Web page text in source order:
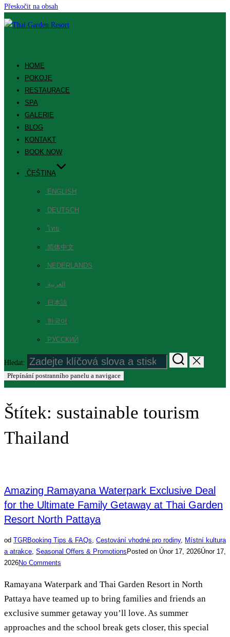
Přeskočit na obsah
HOME
POKOJE
RESTAURACE
SPA
GALERIE
BLOG
KONTAKT
BOOK NOW
ČEŠTINA
ENGLISH
DEUTSCH
ไทย
简体中文
NEDERLANDS
العربية
日本語
한국어
РУССКИЙ
Hledat:
Přepínání postranního panelu a navigace
Štítek: sustainable tourism
Thailand
Amazing Ramayana Waterpark Exclusive Deal
for the Ultimate Family Getaway at Thai Garden
Resort North Pattaya
od TGRBooking Tips & FAQs, Cestování vhodné pro rodiny, Místní kultura
a atrakce, Seasonal Offers & Promotions Posted on Únor 17, 2026Únor 17,
2026No Comments
Ramayana Waterpark and Thai Garden Resort in North
Pattaya have teamed up to bring families and friends an
exclusive summer getaway you’ll love. As summer
approaches and the school break gets closer, this special